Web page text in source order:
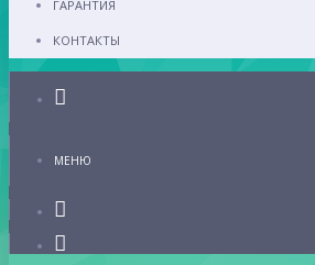
ГАРАНТИЯ
КОНТАКТЫ
МЕНЮ